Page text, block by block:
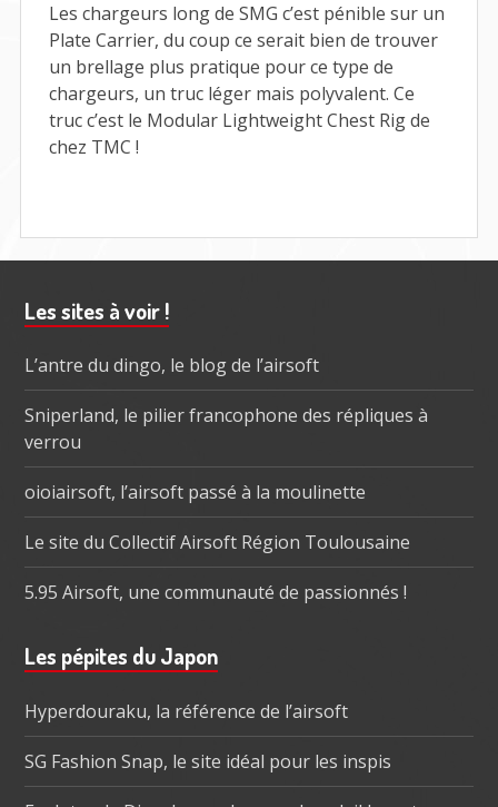
Les chargeurs long de SMG c’est pénible sur un
Plate Carrier, du coup ce serait bien de trouver
un brellage plus pratique pour ce type de
chargeurs, un truc léger mais polyvalent. Ce
truc c’est le Modular Lightweight Chest Rig de
chez TMC !
Barre
subsidiaire
Les sites à voir !
L’antre du dingo, le blog de l’airsoft
Sniperland, le pilier francophone des répliques à
verrou
oioiairsoft, l’airsoft passé à la moulinette
Le site du Collectif Airsoft Région Toulousaine
5.95 Airsoft, une communauté de passionnés !
Les pépites du Japon
Hyperdouraku, la référence de l’airsoft
SG Fashion Snap, le site idéal pour les inspis